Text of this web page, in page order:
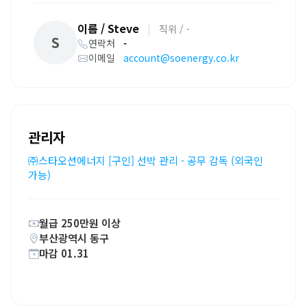
S
이름 / Steve |
직위 / -
연락처 -
이메일 account@soenergy.co.kr
관리자
㈜스타오션에너지 [구인] 선박 관리 - 공무 감독 (외국인
가능)
월급 250만원 이상
부산광역시 동구
마감 01.31